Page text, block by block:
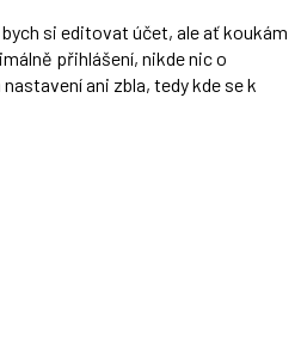
si editovat účet, ale ať koukám
přihlášení, nikde nic o
ani zbla, tedy kde se k